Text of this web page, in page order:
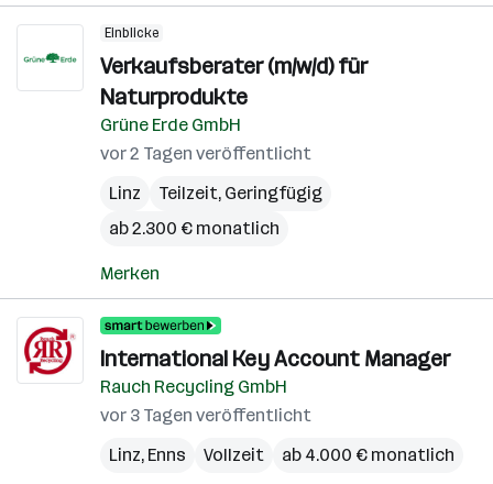
Einblicke
Verkaufsberater (m/w/d) für
Naturprodukte
Grüne Erde GmbH
vor 2 Tagen veröffentlicht
Linz
Teilzeit, Geringfügig
ab 2.300 € monatlich
Merken
International Key Account Manager
Rauch Recycling GmbH
vor 3 Tagen veröffentlicht
Linz, Enns Vollzeit ab 4.000 € monatlich